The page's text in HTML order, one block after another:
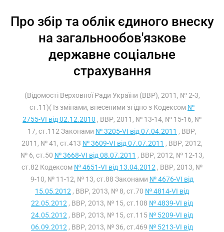
Про збір та облік єдиного внеску
на загальнообов'язкове
державне соціальне
страхування
(Відомості Верховної Ради України (ВВР), 2011, № 2-3,
ст.11)( Із змінами, внесеними згідно з Кодексом №
2755-VI від 02.12.2010 , ВВР, 2011, № 13-14, № 15-16, №
17, ст.112 Законами № 3205-VI від 07.04.2011 , ВВР,
2011, № 41, ст.413 № 3609-VI від 07.07.2011 , ВВР, 2012,
№ 6, ст.50 № 3668-VI від 08.07.2011 , ВВР, 2012, № 12-13,
ст.82 Кодексом № 4651-VI від 13.04.2012 , ВВР, 2013, №
9-10, № 11-12, № 13, ст.88 Законами № 4676-VI від
15.05.2012 , ВВР, 2013, № 8, ст.70 № 4814-VI від
22.05.2012 , ВВР, 2013, № 15, ст.108 № 4839-VI від
24.05.2012 , ВВР, 2013, № 15, ст.115 № 5209-VI від
06.09.2012 , ВВР, 2013, № 36, ст.469 № 5213-VI від